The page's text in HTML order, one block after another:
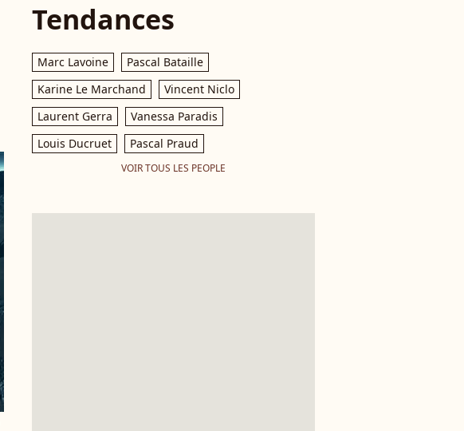
Tendances
Marc Lavoine
Pascal Bataille
Karine Le Marchand
Vincent Niclo
Laurent Gerra
Vanessa Paradis
Louis Ducruet
Pascal Praud
VOIR TOUS LES PEOPLE